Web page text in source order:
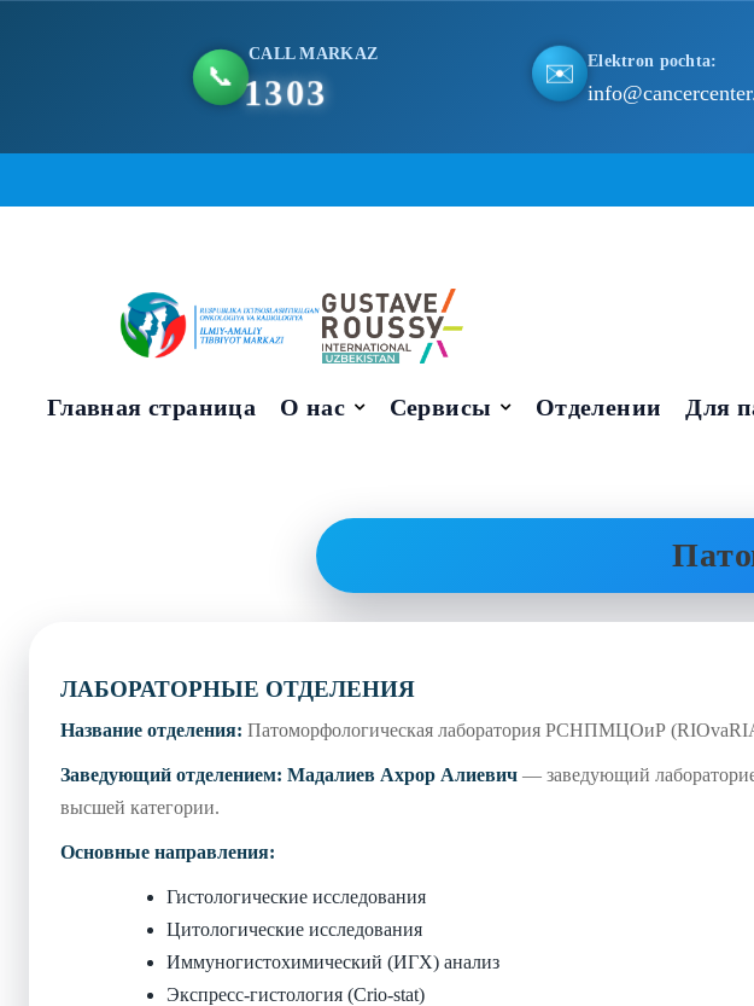
📞
CALL MARKAZ
1303 ✉️
Elektron pochta:
Главная страница О нас Сервисы Отделении Для
ЛАБОРАТОРНЫЕ ОТДЕЛЕНИЯ
Название отделения: Патоморфологическая лаборатория РСНПМЦОиР
Заведующий отделением: Мадалиев Ахрор Алиевич — заведующий
высшей категории.
Основные направления:
Гистологические исследования
Цитологические исследования
Иммуногистохимический (ИГХ) анализ
Экспресс-гистология (Crio-stat)